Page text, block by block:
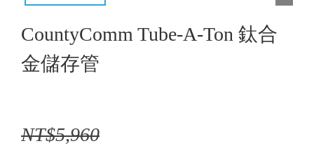
CountyComm Tube-A-Ton 鈦合
金儲存管
NT$5,960